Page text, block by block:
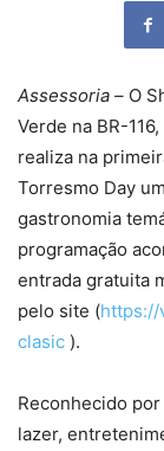
Assessoria – O
Verde na BR-
realiza na
Torresmo Day
gastronomia
programação
entrada gratuita
pelo site (https://
clasic ).
Reconhecido
lazer,